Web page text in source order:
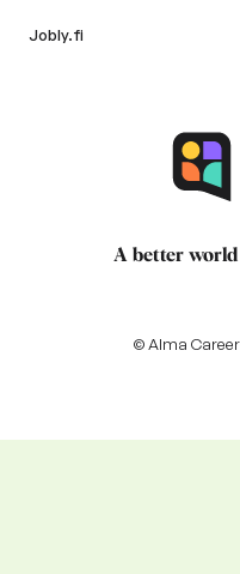
Jobly.fi
A better
© Alma